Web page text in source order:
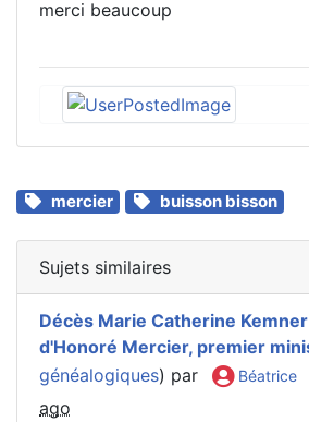
merci beaucoup
mercier buisson bisson
Sujets similaires
Décès Marie Catherine
d'Honoré Mercier, premier
généalogiques) par Béatrice
ago